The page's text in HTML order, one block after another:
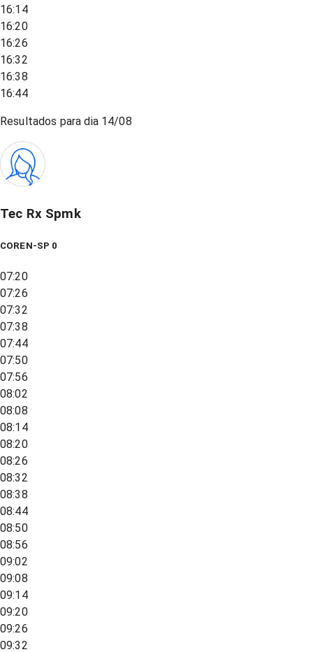
16:14
16:20
16:26
16:32
16:38
16:44
Resultados para dia 14/08
Tec Rx Spmk
COREN-SP 0
07:20
07:26
07:32
07:38
07:44
07:50
07:56
08:02
08:08
08:14
08:20
08:26
08:32
08:38
08:44
08:50
08:56
09:02
09:08
09:14
09:20
09:26
09:32